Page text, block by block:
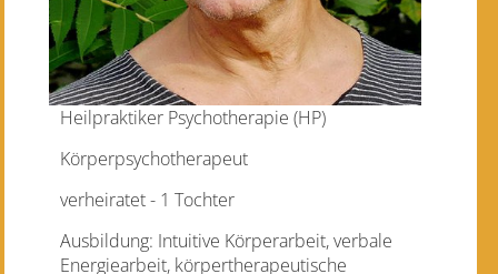
Heilpraktiker Psychotherapie (HP)
Körperpsychotherapeut
verheiratet - 1 Tochter
Ausbildung: Intuitive Körperarbeit, verbale
Energiearbeit, körpertherapeutische